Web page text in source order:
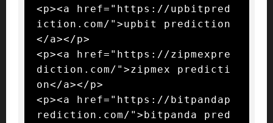
<p><a href="https://upbitpred
iction.com/">upbit prediction
</a></p>
<p><a href="https://zipmexpre
diction.com/">zipmex predicti
on</a></p>
<p><a href="https://bitpandap
rediction.com/">bitpanda pred